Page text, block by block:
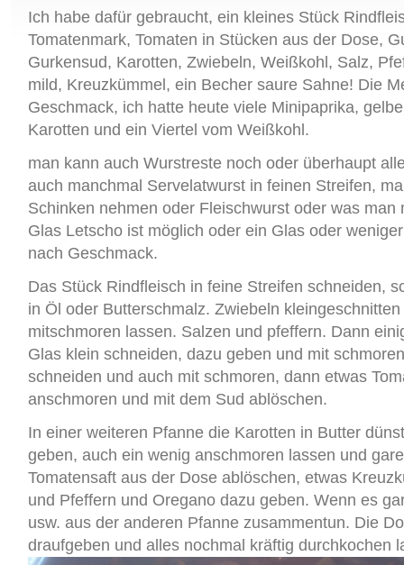
Ich habe dafür gebraucht, ein kleines Stück
Tomatenmark, Tomaten in Stücken aus der Dose,
Gurkensud, Karotten, Zwiebeln, Weißkohl, Salz,
mild, Kreuzkümmel, ein Becher saure Sahne! Die
Geschmack, ich hatte heute viele Minipaprika,
Karotten und ein Viertel vom Weißkohl.
man kann auch Wurstreste noch oder überhaupt
auch manchmal Servelatwurst in feinen Streifen,
Schinken nehmen oder Fleischwurst oder was man
Glas Letscho ist möglich oder ein Glas oder
nach Geschmack.
Das Stück Rindfleisch in feine Streifen schneiden,
in Öl oder Butterschmalz. Zwiebeln
mitschmoren lassen. Salzen und pfeffern. Dann
Glas klein schneiden, dazu geben und mit
schneiden und auch mit schmoren, dann etwas
anschmoren und mit dem Sud ablöschen.
In einer weiteren Pfanne die Karotten in Butter
geben, auch ein wenig anschmoren lassen und
Tomatensaft aus der Dose ablöschen, etwas
und Pfeffern und Oregano dazu geben. Wenn es
usw. aus der anderen Pfanne zusammentun. Die
draufgeben und alles nochmal kräftig durchkochen